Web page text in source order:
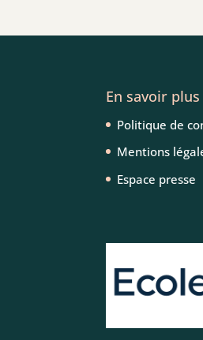
En savoir plus
Politique de
Mentions
Espace presse